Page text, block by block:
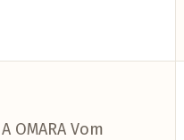
OMARA Vom